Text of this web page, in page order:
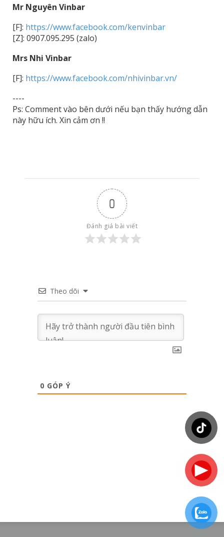
Mr Nguyên Vinbar
[F]: https://www.facebook.com/kenvinbar
[Z]: 0907.095.295 (zalo)
Mrs Nhi Vinbar
[F]: https://www.facebook.com/nhivinbar.vn/
----
Ps: Comment vào bên dưới nếu bạn thấy hướng dẫn
này hữu ích. Xin cảm ơn !!
0
Đánh giá bài viết
Theo dõi
0 GÓP Ý